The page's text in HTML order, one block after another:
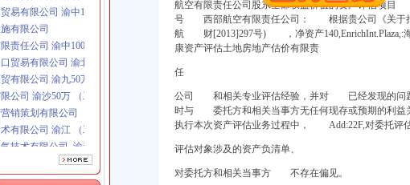
有限公司
责任公司 渝中100万 （进出口权）
贸易有限公司 渝北100万 （进出口权）
有限公司 渝九50万 （工商注册）
公司 渝沙50万 （工商注册）
销策划有限公司
有限公司 渝江 （工商注册）
技术有限公司 渝新 （工商注册）
限公司 渝北 工商注册
限责任公司 渝北50万 （工商注册）
易有限公司 渝中100万 （进出口权）
航空有限责任公司股东全部权益价值的资产评估
号 西部航空有限责任公司： 根据贵公司《关于
航 财[2013]297号) ，净资产140,EnrichInt.Plaza,:
康资产评估土地房地产估价有限责
任
公司 和相关专业评估经验，并对 已经发现的问题
时与 委托方和相关当事方无任何现存或预期的利益
执行本次资产评估业务过程中， Add:22F,对委
评估对象涉及的资产负清单、
对委托方和相关当事方 不存在偏见。